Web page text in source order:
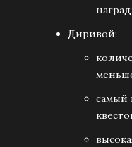
Диривой:
самый